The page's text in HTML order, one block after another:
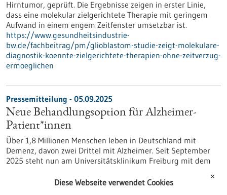
Hirntumor, geprüft. Die Ergebnisse zeigen in erster Linie,
dass eine molekular zielgerichtete Therapie mit geringem
Aufwand in einem engem Zeitfenster umsetzbar ist.
https://www.gesundheitsindustrie-
bw.de/fachbeitrag/pm/glioblastom-studie-zeigt-molekulare-
diagnostik-koennte-zielgerichtete-therapien-ohne-zeitverzug-
ermoeglichen
Pressemitteilung - 05.09.2025
Neue Behandlungsoption für Alzheimer-
Patient*innen
Über 1,8 Millionen Menschen leben in Deutschland mit
Demenz, davon zwei Drittel mit Alzheimer. Seit September
2025 steht nun am Universitätsklinikum Freiburg mit dem
die den Krankheitsverlauf im Frühstadium verlangsamen
✕
Diese Webseite verwendet Cookies